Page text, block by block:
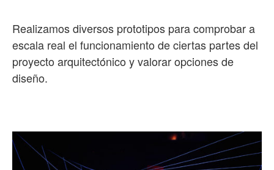
Realizamos diversos prototipos para comprobar a
escala real el funcionamiento de ciertas partes del
proyecto arquitectónico y valorar opciones de
diseño.